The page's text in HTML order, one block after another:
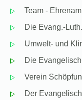
Team -
Die Evang.-
Umwelt- und
Die
Verein
Der